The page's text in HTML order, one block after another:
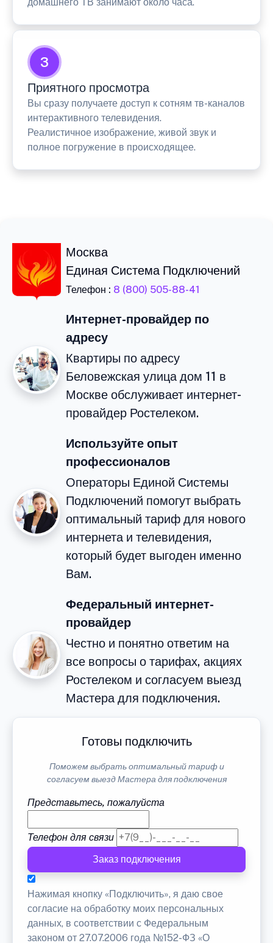
3
Приятного просмотра
Вы сразу получаете доступ к сотням тв-каналов
интерактивного телевидения.
Реалистичное изображение, живой звук и
полное погружение в происходящее.
Москва
Единая Система Подключений
Телефон : 8 (800) 505-88-41
Интернет-провайдер по
адресу
Квартиры по адресу
Беловежская улица дом 11 в
Москве обслуживает интернет-
провайдер Ростелеком.
Используйте опыт
профессионалов
Операторы Единой Системы
Подключений помогут выбрать
оптимальный тариф для нового
интернета и телевидения,
который будет выгоден именно
Вам.
Федеральный интернет-
провайдер
Честно и понятно ответим на
все вопросы о тарифах, акциях
Ростелеком и согласуем выезд
Мастера для подключения.
Готовы подключить
Поможем выбрать оптимальный тариф и
согласуем выезд Мастера для подключения
Представьтесь, пожалуйста
Телефон для связи
Заказ подключения
Нажимая кнопку «Подключить», я даю свое
согласие на обработку моих персональных
данных, в соответствии с Федеральным
законом от 27.07.2006 года №152-ФЗ «О